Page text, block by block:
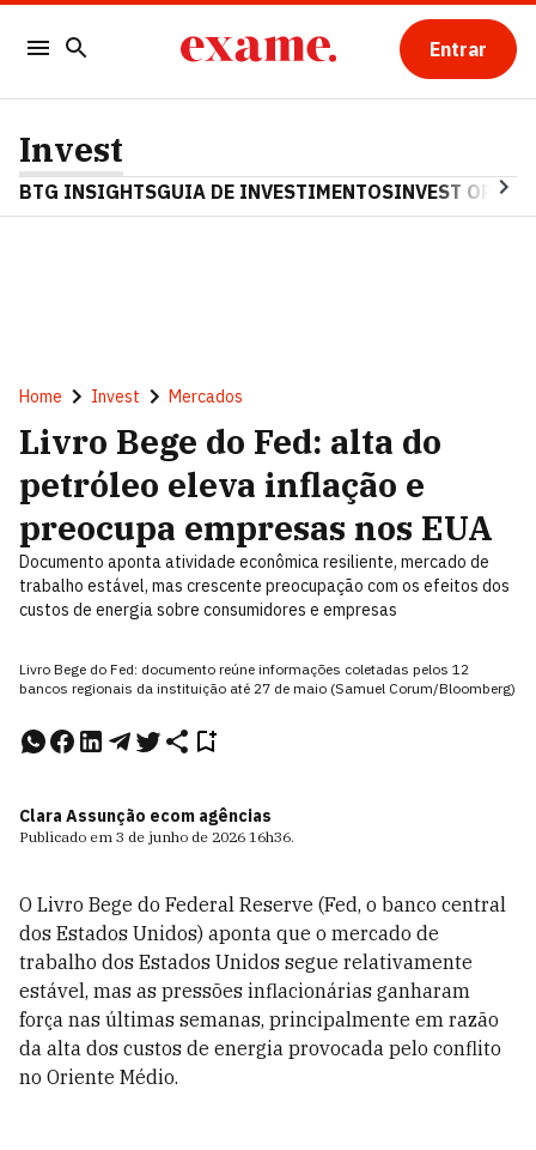
Entrar
Invest
BTG INSIGHTSGUIA DE INVESTIMENTOSINVEST OPINA
Home Invest Mercados
Livro Bege do Fed: alta do
petróleo eleva inflação e
preocupa empresas nos EUA
Documento aponta atividade econômica resiliente, mercado de
trabalho estável, mas crescente preocupação com os efeitos dos
custos de energia sobre consumidores e empresas
Livro Bege do Fed: documento reúne informações coletadas pelos 12
bancos regionais da instituição até 27 de maio (Samuel Corum/Bloomberg)
Clara Assunção ecom agências
Publicado em 3 de junho de 2026 16h36.
O Livro Bege do Federal Reserve (Fed, o banco central
dos Estados Unidos) aponta que o mercado de
trabalho dos Estados Unidos segue relativamente
estável, mas as pressões inflacionárias ganharam
força nas últimas semanas, principalmente em razão
da alta dos custos de energia provocada pelo conflito
no Oriente Médio.